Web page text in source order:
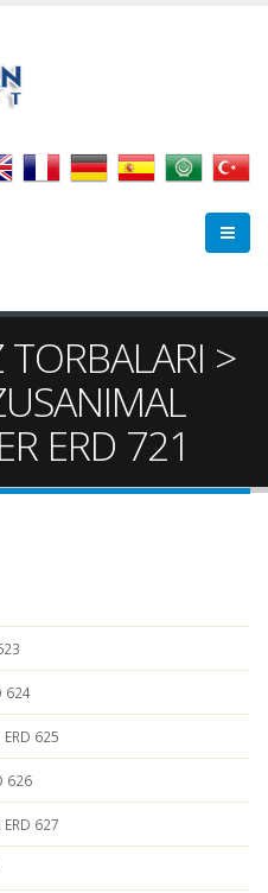
>
ERD 721
624
ERD 625
626
ERD 627